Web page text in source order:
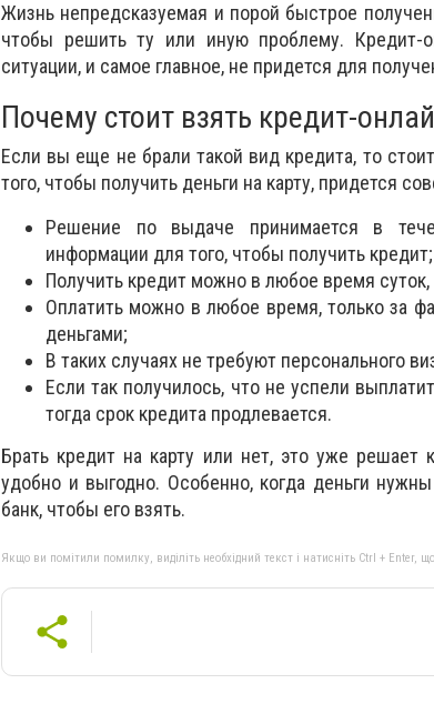
Жизнь непредсказуемая и порой быстрое
чтобы решить ту или иную проблему.
ситуации, и самое главное, не придется для
Почему стоит взять кредит-
Если вы еще не брали такой вид кредита, то
того, чтобы получить деньги на карту, придется
Решение по выдаче принимается в
информации для того, чтобы получить кредит;
Получить кредит можно в любое время
Оплатить можно в любое время, только за
деньгами;
В таких случаях не требуют персонального
Если так получилось, что не успели
тогда срок кредита продлевается.
Брать кредит на карту или нет, это уже
удобно и выгодно. Особенно, когда деньги
банк, чтобы его взять.
Якщо ви помітили помилку, виділіть необхідний текст і натисніть Ctrl + Enter,